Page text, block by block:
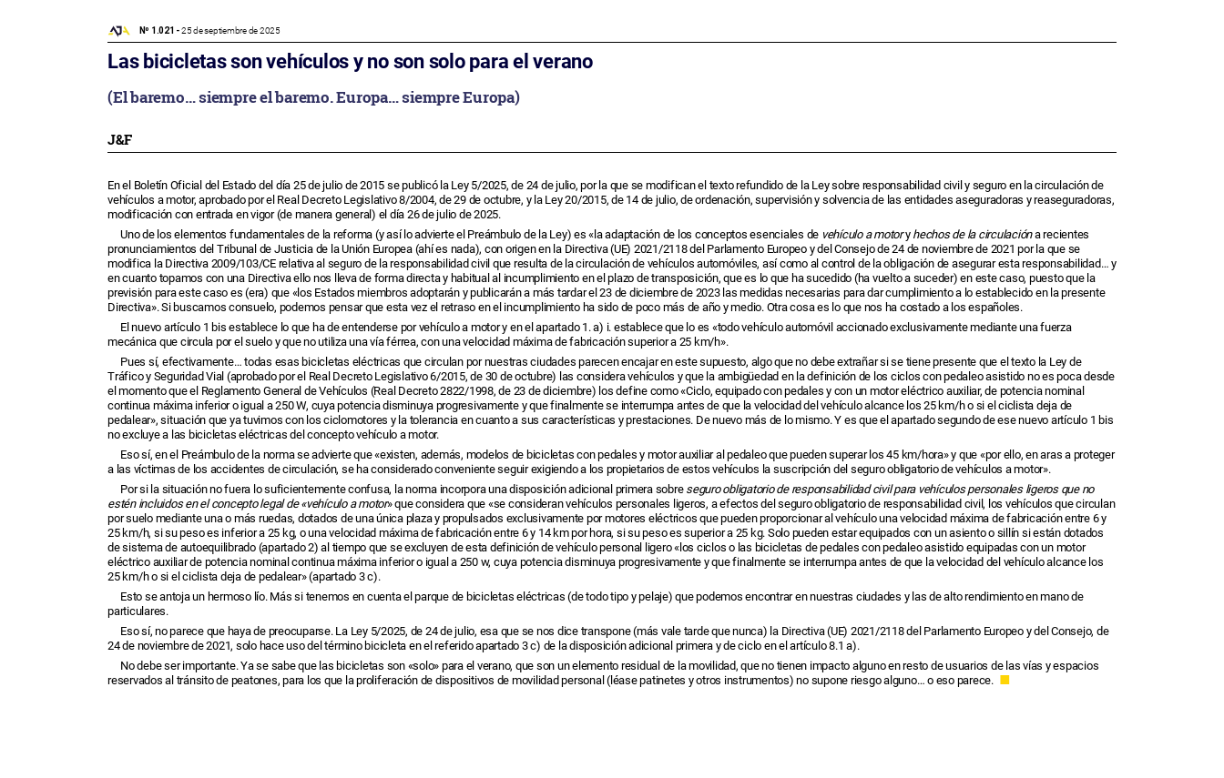
Nº 1.021 -25 de septiembre de 2025
Las bicicletas son vehículos y no son solo para el verano
(El baremo… siempre el baremo. Europa… siempre Europa)
J&F
En el Boletín Oficial del Estado del día 25 de julio de 2015 se publicó la Ley 5/2025, de 24 de julio, por la que se modifican el texto refundido de la Ley sobre responsabilidad civil y seguro en la circulación de
vehículos a motor, aprobado por el Real Decreto Legislativo 8/2004, de 29 de octubre, y la Ley 20/2015, de 14 de julio, de ordenación, supervisión y solvencia de las entidades aseguradoras y reaseguradoras,
modificación con entrada en vigor (de manera general) el día 26 de julio de 2025.
Uno de los elementos fundamentales de la reforma (y así lo advierte el Preámbulo de la Ley) es «la adaptación de los conceptos esenciales de vehículo a motory hechos de la circulacióna recientes
pronunciamientos del Tribunal de Justicia de la Unión Europea (ahí es nada), con origen en la Directiva (UE) 2021/2118 del Parlamento Europeo y del Consejo de 24 de noviembre de 2021 por la que se
modifica la Directiva 2009/103/CE relativa al seguro de la responsabilidad civil que resulta de la circulación de vehículos automóviles, así como al control de la obligación de asegurar esta responsabilidad… y
en cuanto topamos con una Directiva ello nos lleva de forma directa y habitual al incumplimiento en el plazo de transposición, que es lo que ha sucedido (ha vuelto a suceder) en este caso, puesto que la
previsión para este caso es (era) que «los Estados miembros adoptarán y publicarán a más tardar el 23 de diciembre de 2023 las medidas necesarias para dar cumplimiento a lo establecido en la presente
Directiva». Si buscamos consuelo, podemos pensar que esta vez el retraso en el incumplimiento ha sido de poco más de año y medio. Otra cosa es lo que nos ha costado a los españoles.
El nuevo artículo 1 bis establece lo que ha de entenderse por vehículo a motor y en el apartado 1. a) i. establece que lo es «todo vehículo automóvil accionado exclusivamente mediante una fuerza
mecánica que circula por el suelo y que no utiliza una vía férrea, con una velocidad máxima de fabricación superior a 25 km/h».
Pues sí, efectivamente… todas esas bicicletas eléctricas que circulan por nuestras ciudades parecen encajar en este supuesto, algo que no debe extrañar si se tiene presente que el texto la Ley de
Tráfico y Seguridad Vial (aprobado por el Real Decreto Legislativo 6/2015, de 30 de octubre) las considera vehículos y que la ambigüedad en la definición de los ciclos con pedaleo asistido no es poca desde
el momento que el Reglamento General de Vehículos (Real Decreto 2822/1998, de 23 de diciembre) los define como «Ciclo, equipado con pedales y con un motor eléctrico auxiliar, de potencia nominal
continua máxima inferior o igual a 250 W, cuya potencia disminuya progresivamente y que finalmente se interrumpa antes de que la velocidad del vehículo alcance los 25 km/h o si el ciclista deja de
pedalear», situación que ya tuvimos con los ciclomotores y la tolerancia en cuanto a sus características y prestaciones. De nuevo más de lo mismo. Y es que el apartado segundo de ese nuevo artículo 1 bis
no excluye a las bicicletas eléctricas del concepto vehículo a motor.
Eso sí, en el Preámbulo de la norma se advierte que «existen, además, modelos de bicicletas con pedales y motor auxiliar al pedaleo que pueden superar los 45 km/hora» y que «por ello, en aras a proteger
a las víctimas de los accidentes de circulación, se ha considerado conveniente seguir exigiendo a los propietarios de estos vehículos la suscripción del seguro obligatorio de vehículos a motor».
Por si la situación no fuera lo suficientemente confusa, la norma incorpora una disposición adicional primera sobre seguro obligatorio de responsabilidad civil para vehículos personales ligeros que no
estén incluidos en el concepto legal de «vehículo a motor» que considera que «se consideran vehículos personales ligeros, a efectos del seguro obligatorio de responsabilidad civil, los vehículos que circulan
por suelo mediante una o más ruedas, dotados de una única plaza y propulsados exclusivamente por motores eléctricos que pueden proporcionar al vehículo una velocidad máxima de fabricación entre 6 y
25 km/h, si su peso es inferior a 25 kg, o una velocidad máxima de fabricación entre 6 y 14 km por hora, si su peso es superior a 25 kg. Solo pueden estar equipados con un asiento o sillín si están dotados
de sistema de autoequilibrado (apartado 2) al tiempo que se excluyen de esta definición de vehículo personal ligero «los ciclos o las bicicletas de pedales con pedaleo asistido equipadas con un motor
eléctrico auxiliar de potencia nominal continua máxima inferior o igual a 250 w, cuya potencia disminuya progresivamente y que finalmente se interrumpa antes de que la velocidad del vehículo alcance los
25 km/h o si el ciclista deja de pedalear» (apartado 3 c).
Esto se antoja un hermoso lío. Más si tenemos en cuenta el parque de bicicletas eléctricas (de todo tipo y pelaje) que podemos encontrar en nuestras ciudades y las de alto rendimiento en mano de
particulares.
Eso sí, no parece que haya de preocuparse. La Ley 5/2025, de 24 de julio, esa que se nos dice transpone (más vale tarde que nunca) la Directiva (UE) 2021/2118 del Parlamento Europeo y del Consejo, de
24 de noviembre de 2021, solo hace uso del término bicicleta en el referido apartado 3 c) de la disposición adicional primera y de ciclo en el artículo 8.1 a).
No debe ser importante. Ya se sabe que las bicicletas son «solo» para el verano, que son un elemento residual de la movilidad, que no tienen impacto alguno en resto de usuarios de las vías y espacios
reservados al tránsito de peatones, para los que la proliferación de dispositivos de movilidad personal (léase patinetes y otros instrumentos) no supone riesgo alguno… o eso parece.